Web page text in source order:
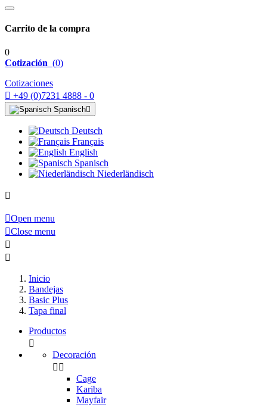
Carrito de la compra
0
Cotización (0)
Cotizaciones
 +49 (0)7231 4888 - 0
Spanisch
Deutsch
Français
English
Spanisch
Niederländisch

Open menu
Close menu


Inicio
Bandejas
Basic Plus
Tapa final
Productos

Decoración
 
Cage
Kariba
Mayfair